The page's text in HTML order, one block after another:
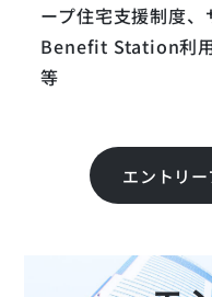
ープ住宅支援制度、
Benefit Station利
等
エントリ